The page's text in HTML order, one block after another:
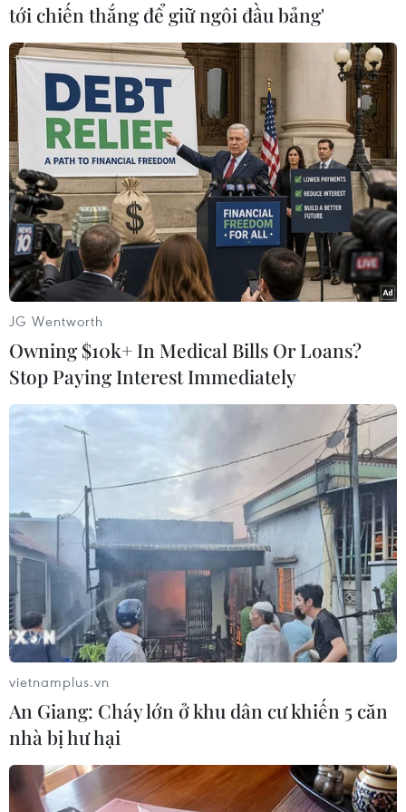
Samsung SDI đã có các nhà máy sản xuất pin xe
những nơi khác./.
(TTXVN/Vietnam+)
# Stellantis và Samsung SDI
#Nhà mát sản xuất pin xe điện
#Xe điện Mỹ
Theo dõi VietnamPlus
TIN LIÊN QUAN
tới chiến thắng để giữ ngôi đầu bảng'
JG Wentworth
Owning $10k+ In Medical Bills Or Loans?
Stop Paying Interest Immediately
vietnamplus.vn
An Giang: Cháy lớn ở khu dân cư khiến 5 căn
nhà bị hư hại